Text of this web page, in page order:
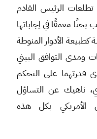
الرئيس القادم
معمقًا في إجاباتها
الأدوار المنوطة
ومدى التوافق البيني
قدرتهما على التحكم
ناهيك عن التساؤل
الأمريكي بكل هذه